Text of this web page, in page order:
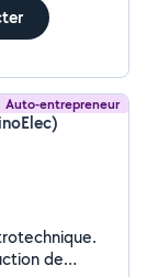
Auto-entrepreneur
de